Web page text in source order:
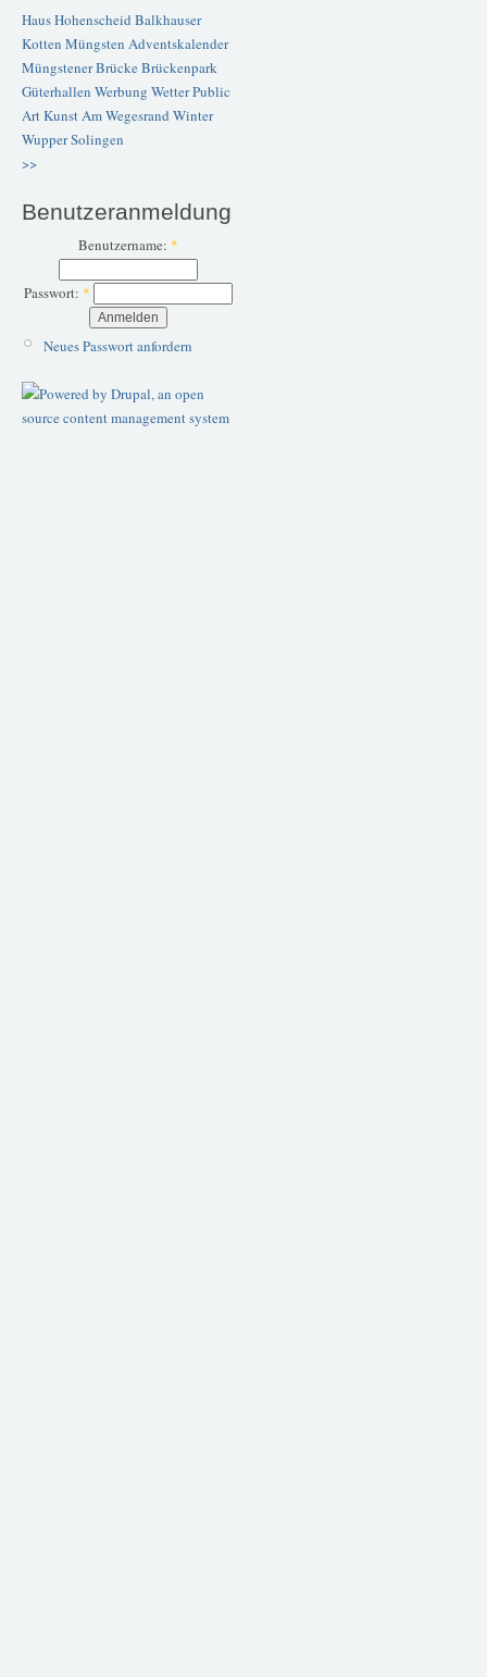
Haus Hohenscheid Balkhauser
Kotten Müngsten Adventskalender
Müngstener BrückeBrückenpark
Güterhallen Werbung WetterPublic
ArtKunstAm Wegesrand Winter
WupperSolingen
>>
Benutzeranmeldung
Benutzername: *
Passwort: *
Neues Passwort anfordern